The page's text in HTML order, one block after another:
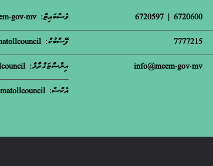
ވެސްބައިޓް: meem.gov.mv
ފޭސްބުކް: matollcouncil
އިންސްޓަގްރާމް: m.atollcouncil
އެކްސް: matollcouncil
6720600 | 6720597
7777215
info@meem.gov.mv